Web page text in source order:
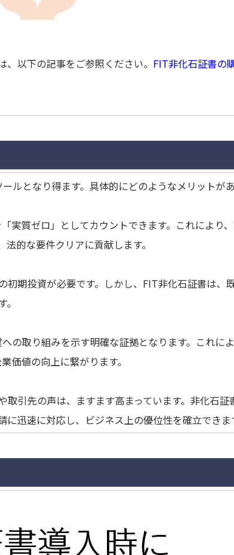
以下の記事をご参照ください。 FIT非化石証書の
となり得ます。具体的にどのようなメリットが
実質ゼロ」としてカウントできます。これにより
的な要件クリアに貢献します。
期投資が必要です。しかし、FIT非化石証書は、
の取り組みを示す明確な証拠となります。これに
価値の向上に繋がります。
引先の声は、ますます高まっています。非化石
迅速に対応し、ビジネス上の優位性を確立できま